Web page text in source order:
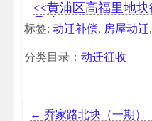
<<黄浦区高福里地
见稿）
|标签: 动迁补偿, 房屋动迁,
|分类目录： 动迁征收
← 乔家路北块（一期）